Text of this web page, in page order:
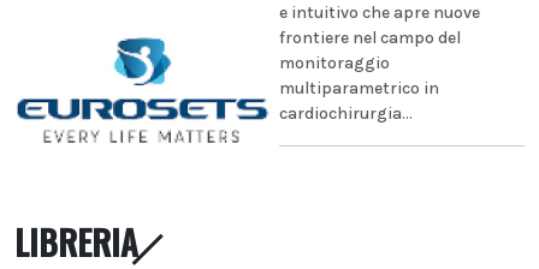
e intuitivo che apre nuove
frontiere nel campo del
monitoraggio
multiparametrico in
cardiochirurgia...
LIBRERIA